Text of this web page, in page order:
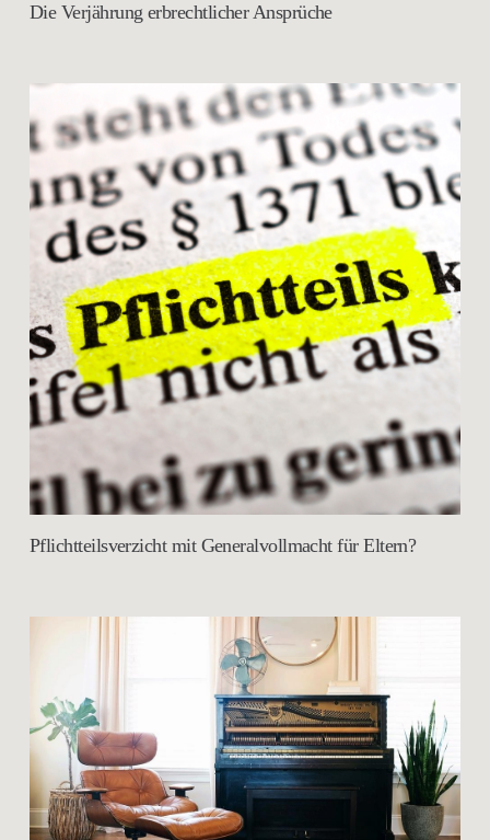
Die Verjährung erbrechtlicher Ansprüche
Pflichtteilsverzicht mit Generalvollmacht für Eltern?